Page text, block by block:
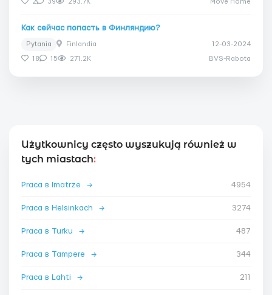
Как сейчас попасть в Финляндию?
Pytania Finlandia 12-03-2024
18 15 271.2K BVS-Rabota
Użytkownicy często wyszukują również w
tych miastach:
Praca в Imatrze → 4954
Praca в Helsinkach → 3274
Praca в Turku → 487
Praca в Tampere → 344
Praca в Lahti → 211